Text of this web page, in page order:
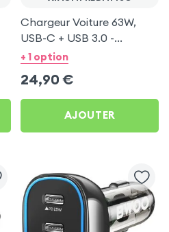
Chargeur Voiture 63W,
USB-C + USB 3.0 -
Swissten pour Xiaomi
+ 1 option
24,90 €
AJOUTER